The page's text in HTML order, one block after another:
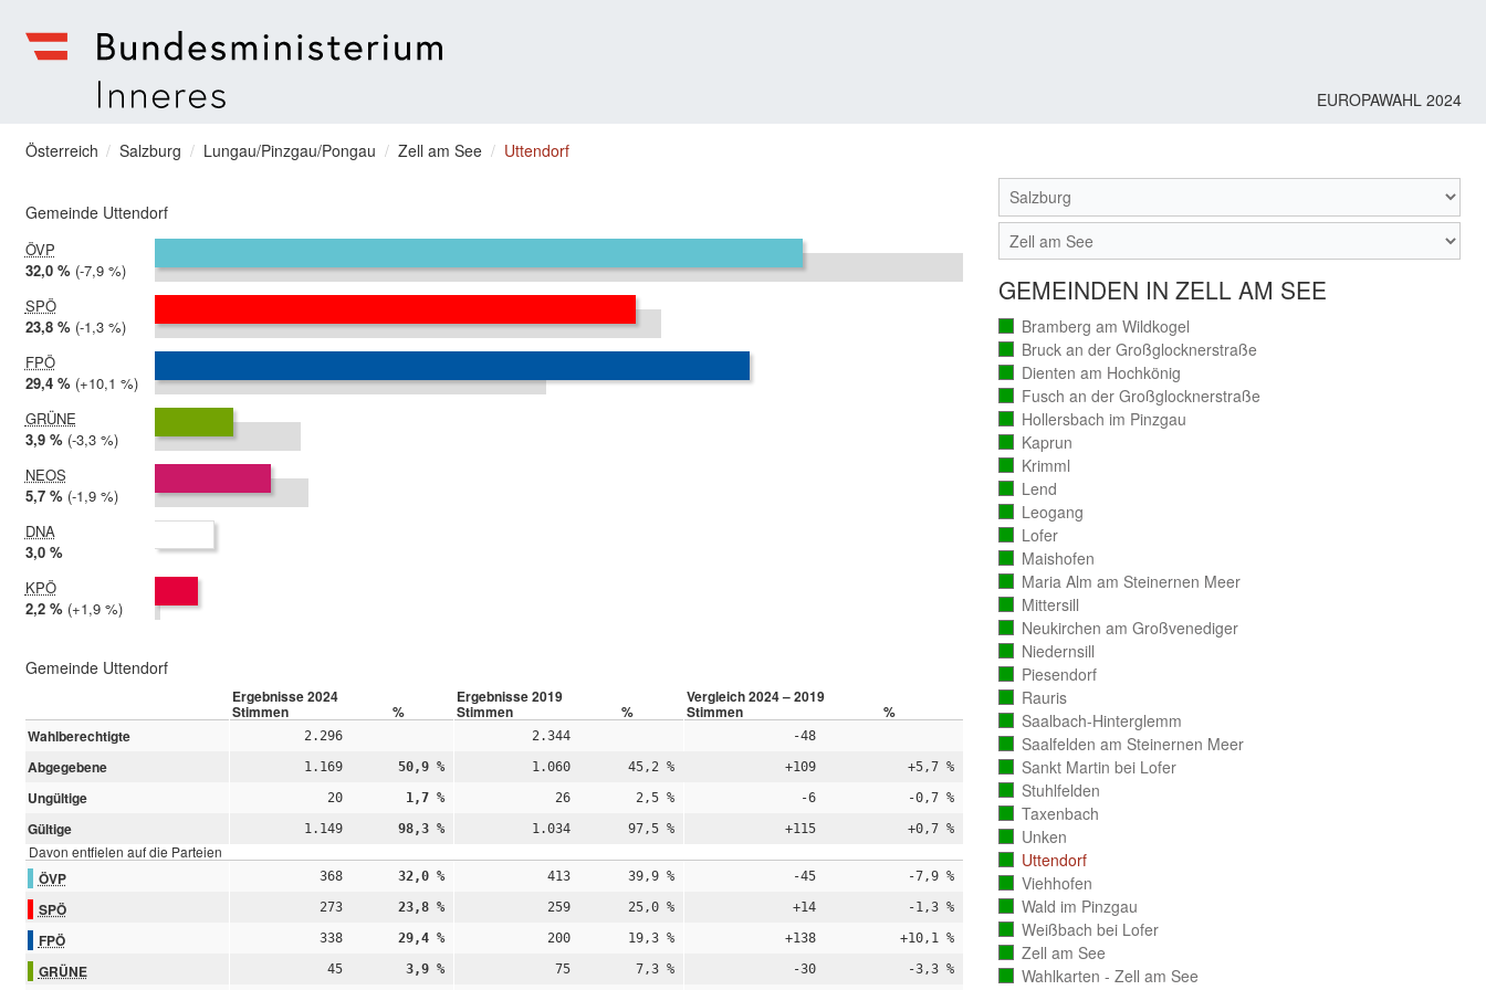
zum Menu springen
EUROPAWAHL 2024
Sie befinden sich hier
Österreich Salzburg Lungau/Pinzgau/Pongau Zell am See Uttendorf
Gemeinde Uttendorf
ÖVP
2024:
32,0 %
2019:
39,9 %
Differenz:
-7,9 %
SPÖ
2024:
23,8 %
2019:
25,0 %
Differenz:
-1,3 %
FPÖ
2024:
29,4 %
2019:
19,3 %
Differenz:
+10,1 %
GRÜNE
2024:
3,9 %
2019:
7,3 %
Differenz:
-3,3 %
NEOS
2024:
5,7 %
2019:
7,6 %
Differenz:
-1,9 %
DNA
2024:
3,0 %
KPÖ
2024:
2,2 %
2019:
0,3 %
Differenz:
+1,9 %
Gemeinde Uttendorf
Ergebnisse 2024 Ergebnisse 2019 Vergleich 2024 – 2019
Stimmen % Stimmen % Stimmen
%
Wahlberechtigte
2.296 2.344 -48
Abgegebene 1.169 50,9 % 1.060 45,2 % +109 +5,7 %
Ungültige 20 1,7 % 26 2,5 % -6 -0,7 %
Gültige 1.149 98,3 % 1.034 97,5 % +115 +0,7 %
Davon entfielen auf die Parteien
ÖVP 368 32,0 % 413 39,9 % -45 -7,9 %
SPÖ 273 23,8 % 259 25,0 % +14 -1,3 %
FPÖ 338 29,4 % 200 19,3 % +138 +10,1 %
GRÜNE 45 3,9 % 75 7,3 % -30 -3,3 %
GEMEINDEN IN ZELL AM SEE
Bramberg am Wildkogel
(vollständig
ausgezählt)
Bruck an der Großglocknerstraße
(vollständig
ausgezählt)
Dienten am Hochkönig
(vollständig
ausgezählt)
Fusch an der Großglocknerstraße
(vollständig
ausgezählt)
Hollersbach im Pinzgau
(vollständig
ausgezählt)
Kaprun
(vollständig
ausgezählt)
Krimml
(vollständig
ausgezählt)
Lend
(vollständig
ausgezählt)
Leogang
(vollständig
ausgezählt)
Lofer
(vollständig
ausgezählt)
Maishofen
(vollständig
ausgezählt)
Maria Alm am Steinernen Meer
(vollständig
ausgezählt)
Mittersill
(vollständig
ausgezählt)
Neukirchen am Großvenediger
(vollständig
ausgezählt)
Niedernsill
(vollständig
ausgezählt)
Piesendorf
(vollständig
ausgezählt)
Rauris
(vollständig
ausgezählt)
Saalbach-Hinterglemm
(vollständig
ausgezählt)
Saalfelden am Steinernen Meer
(vollständig
ausgezählt)
Sankt Martin bei Lofer
(vollständig
ausgezählt)
Stuhlfelden
(vollständig
ausgezählt)
Taxenbach
(vollständig
ausgezählt)
Unken
(vollständig
ausgezählt)
Uttendorf
(vollständig
ausgezählt)
Viehhofen
(vollständig
ausgezählt)
Wald im Pinzgau
(vollständig
ausgezählt)
Weißbach bei Lofer
(vollständig
ausgezählt)
Zell am See
(vollständig
ausgezählt)
Wahlkarten - Zell am See
(vollständig